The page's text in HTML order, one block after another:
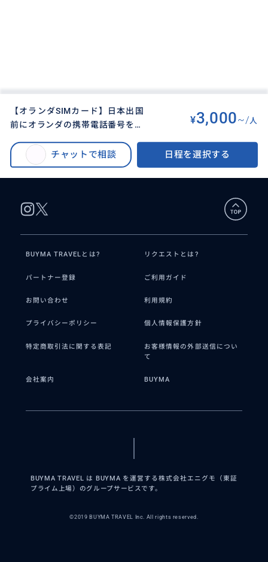
【オランダSIMカード】日本出国
前にオランダの携帯電話番号を入
に手渡しします。
¥3,000~/ 人
チャットで相談 日程を選択する
【オランダSIMカード】日本出国前にオランダの携帯電話番号を入手！SIMカ
ードはオランダ到着後に手渡しします。
BUYMA TRAVELとは? リクエストとは?
パートナー登録 ご利用ガイド
お問い合わせ 利用規約
プライバシーポリシー 個人情報保護方針
特定商取引法に関する表記
お客様情報の外部送信につい
て
会社案内 BUYMA
BUYMA TRAVEL は BUYMA を運営する株式会社エニグモ（東証
プライム上場）のグループサービスです。
©2019 BUYMA TRAVEL Inc. All rights reserved.